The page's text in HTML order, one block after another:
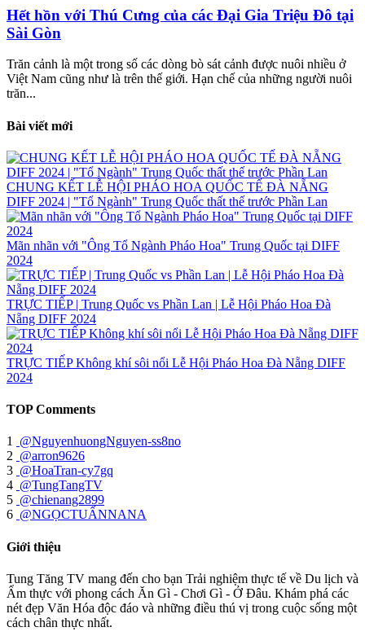
Hết hồn với Thú Cưng của các Đại Gia Triệu Đô tại
Sài Gòn
Trăn cảnh là một trong số các dòng bò sát cảnh được nuôi nhiều ở
Việt Nam cũng như là trên thế giới. Hạn chế của những người nuôi
trăn...
Bài viết mới
CHUNG KẾT LỄ HỘI PHÁO HOA QUỐC TẾ ĐÀ NẴNG
DIFF 2024 | "Tổ Ngành" Trung Quốc thất thế trước Phần Lan
Mãn nhãn với "Ông Tổ Ngành Pháo Hoa" Trung Quốc tại DIFF
2024
TRỰC TIẾP | Trung Quốc vs Phần Lan | Lễ Hội Pháo Hoa Đà
Nẵng DIFF 2024
TRỰC TIẾP Không khí sôi nổi Lễ Hội Pháo Hoa Đà Nẵng DIFF
2024
TOP Comments
1
@NguyenhuongNguyen-ss8no
2 @arron9626
3 @HoaTran-cy7gq
4 @TungTangTV
5 @chienang2899
6 @NGỌCTUẤNNANA
Giới thiệu
Tung Tăng TV mang đến cho bạn Trải nghiệm thực tế về Du lịch và
Ẩm thực với phong cách Ăn Gì - Chơi Gì - Ở Đâu. Khám phá các
nét đẹp Văn Hóa độc đáo và những điều thú vị trong cuộc sống một
cách chân thực nhất.